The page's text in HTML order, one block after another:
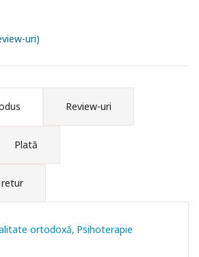
uri)
Review-uri
Plată
ortodoxă Psihoterapie